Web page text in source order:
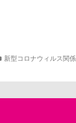
新型コロナウィルス関係